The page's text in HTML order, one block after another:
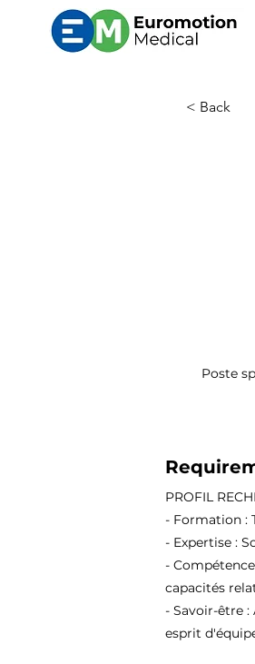
< Back
Poste
PROFIL
- Formation :
- Expertise :
-
capacités
- Savoir-être
esprit